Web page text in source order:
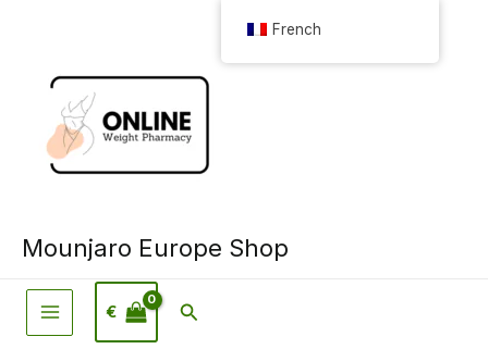
Mounjaro Europe Shop
€ Rechercher
French